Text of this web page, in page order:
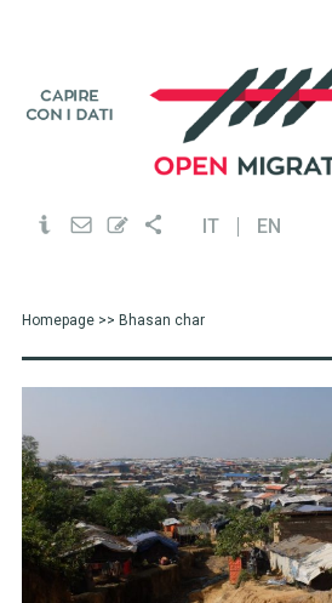
IT EN
Homepage>> Bhasan char